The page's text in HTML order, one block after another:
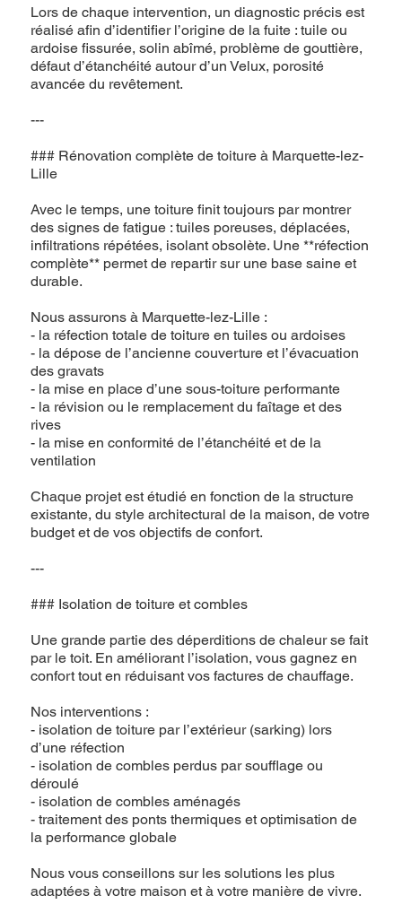
Lors de chaque intervention, un diagnostic précis est
réalisé afin d’identifier l’origine de la fuite : tuile ou
ardoise fissurée, solin abîmé, problème de gouttière,
défaut d’étanchéité autour d’un Velux, porosité
avancée du revêtement.
---
### Rénovation complète de toiture à Marquette-lez-
Lille
Avec le temps, une toiture finit toujours par montrer
des signes de fatigue : tuiles poreuses, déplacées,
infiltrations répétées, isolant obsolète. Une **réfection
complète** permet de repartir sur une base saine et
durable.
Nous assurons à Marquette-lez-Lille :
- la réfection totale de toiture en tuiles ou ardoises
- la dépose de l’ancienne couverture et l’évacuation
des gravats
- la mise en place d’une sous-toiture performante
- la révision ou le remplacement du faîtage et des
rives
- la mise en conformité de l’étanchéité et de la
ventilation
Chaque projet est étudié en fonction de la structure
existante, du style architectural de la maison, de votre
budget et de vos objectifs de confort.
---
### Isolation de toiture et combles
Une grande partie des déperditions de chaleur se fait
par le toit. En améliorant l’isolation, vous gagnez en
confort tout en réduisant vos factures de chauffage.
Nos interventions :
- isolation de toiture par l’extérieur (sarking) lors
d’une réfection
- isolation de combles perdus par soufflage ou
déroulé
- isolation de combles aménagés
- traitement des ponts thermiques et optimisation de
la performance globale
Nous vous conseillons sur les solutions les plus
adaptées à votre maison et à votre manière de vivre.